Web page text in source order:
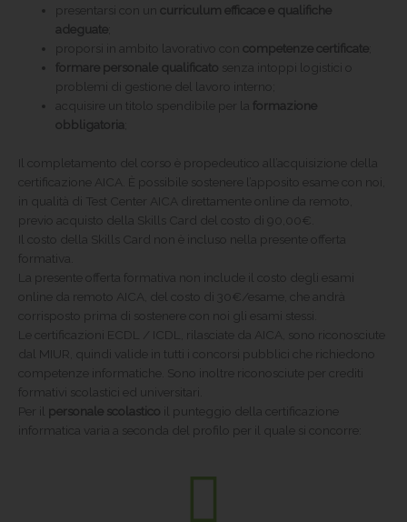
presentarsi con uncurriculum efficace e qualifiche
adeguate
proporsi in ambito lavorativo concompetenze certificate
formare personale qualificato senza intoppi logistici o
problemi di gestione del lavoro interno;
acquisire un titolo spendibile per la formazione
obbligatoria
Il completamento del corso è propedeutico all’acquisizione della
certificazione AICA. È possibile sostenere l’apposito esame con noi,
in qualità di Test Center AICA direttamente online da remoto,
previo acquisto della Skills Card del costo di 90,00€.
Il costo della Skills Card non è incluso nella presente offerta
formativa.
La presente offerta formativa non include il costo degli esami
online da remoto AICA, del costo di 30€/esame, che andrà
corrisposto prima di sostenere con noi gli esami stessi.
Le certificazioni ECDL / ICDL, rilasciate da AICA, sono riconosciute
dal MIUR, quindi valide in tutti i concorsi pubblici che richiedono
competenze informatiche. Sono inoltre riconosciute per crediti
formativi scolastici ed universitari.
Per il personale scolastico il punteggio della certificazione
informatica varia a seconda del profilo per il quale si concorre: